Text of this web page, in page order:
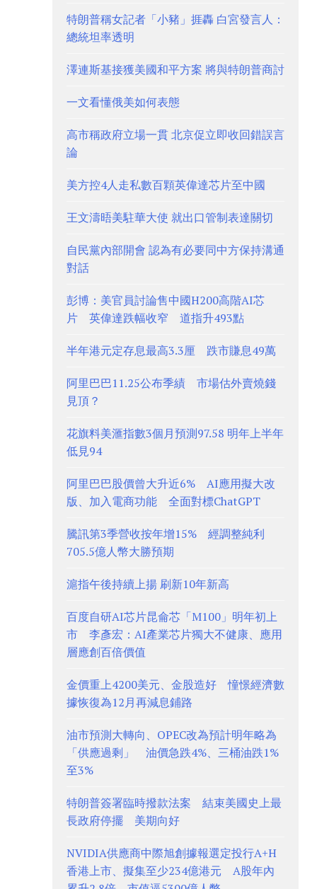
特朗普稱女記者「小豬」捱轟 白宮發言人：
總統坦率透明
澤連斯基接獲美國和平方案 將與特朗普商討
一文看懂俄美如何表態
高市稱政府立場一貫 北京促立即收回錯誤言
論
美方控4人走私數百顆英偉達芯片至中國
王文濤晤美駐華大使 就出口管制表達關切
自民黨內部開會 認為有必要同中方保持溝通
對話
彭博：美官員討論售中國H200高階AI芯
片 英偉達跌幅收窄 道指升493點
半年港元定存息最高3.3厘 跌市賺息49萬
阿里巴巴11.25公布季績 市場估外賣燒錢
見頂？
花旗料美滙指數3個月預測97.58 明年上半年
低見94
阿里巴巴股價曾大升近6% AI應用擬大改
版、加入電商功能 全面對標ChatGPT
騰訊第3季營收按年增15% 經調整純利
705.5億人幣大勝預期
滬指午後持續上揚 刷新10年新高
百度自研AI芯片昆侖芯「M100」明年初上
市 李彥宏：AI產業芯片獨大不健康、應用
層應創百倍價值
金價重上4200美元、金股造好 憧憬經濟數
據恢復為12月再減息鋪路
油市預測大轉向、OPEC改為預計明年略為
「供應過剩」 油價急跌4%、三桶油跌1%
至3%
特朗普簽署臨時撥款法案 結束美國史上最
長政府停擺 美期向好
NVIDIA供應商中際旭創據報選定投行A+H
香港上市、擬集至少234億港元 A股年內